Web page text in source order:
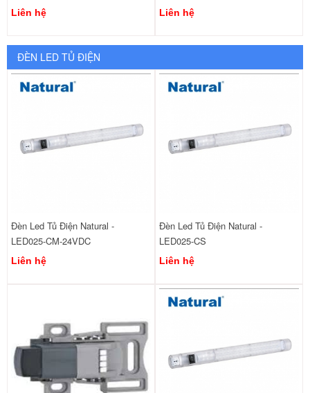
Liên hệ Liên hệ
ĐÈN LED TỦ ĐIỆN
Đèn Led Tủ Điện Natural -
LED025-CM-24VDC
Liên hệ
Đèn Led Tủ Điện Natural -
LED025-CS
Liên hệ